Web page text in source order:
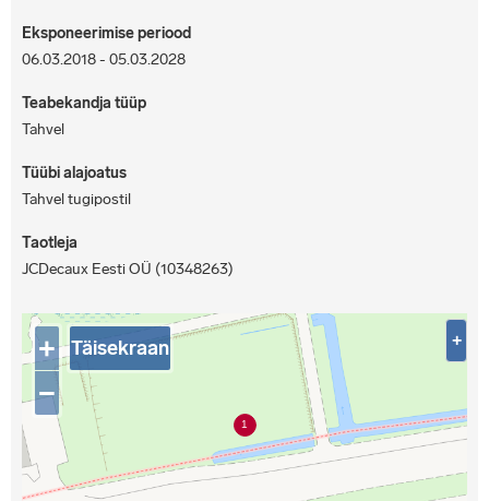
Eksponeerimise periood
06.03.2018 - 05.03.2028
Teabekandja tüüp
Tahvel
Tüübi alajoatus
Tahvel tugipostil
Taotleja
JCDecaux Eesti OÜ (10348263)
Täisekraan
+
−
+